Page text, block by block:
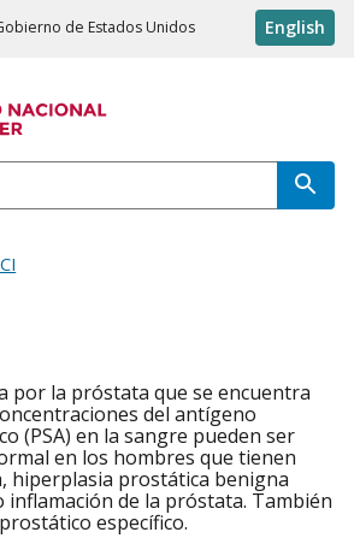
de Estados Unidos English
por la próstata que se encuentra
del antígeno
(PSA) en la sangre pueden ser
en los hombres que tienen
hiperplasia prostática benigna
inflamación de la próstata. También
específico.